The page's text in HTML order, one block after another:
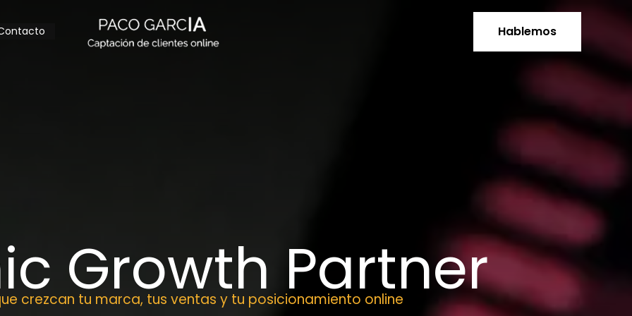
Hablemos
Growth Partner
crezcan tu marca, tus ventas y tu posicionamiento online